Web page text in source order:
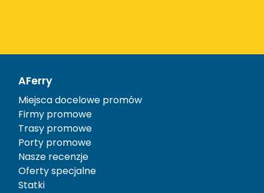
AFerry
Miejsca docelowe promów
Firmy promowe
Trasy promowe
Porty promowe
Nasze recenzje
Oferty specjalne
Statki